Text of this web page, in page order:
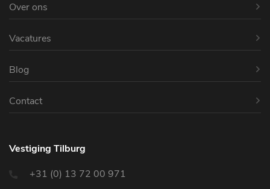
Over ons
Vacatures
Blog
Contact
Vestiging Tilburg
+31 (0) 13 72 00 971